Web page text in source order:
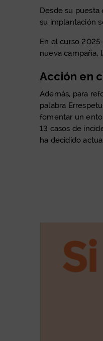
Desde su
su implantación
En el curso
nueva campaña,
Acción en
Además, para
palabra
fomentar un
13 casos de
ha decidido